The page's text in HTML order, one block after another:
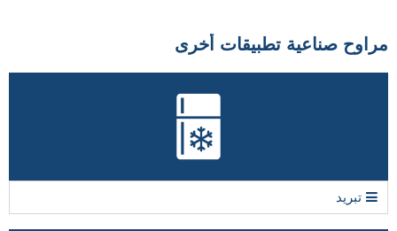
مراوح صناعية تطبيقات أخرى
تبريد